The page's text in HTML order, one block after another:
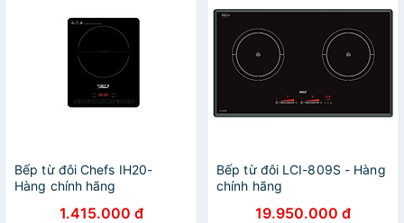
Bếp từ đôi Chefs IH20-
Hàng chính hãng
1.415.000 đ
Bếp từ đôi LCI-809S - Hàng
chính hãng
19.950.000 đ